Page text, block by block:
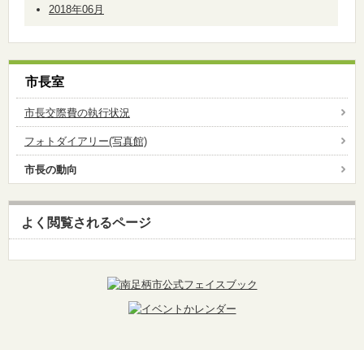
2018年06月
市長室
市長交際費の執行状況
フォトダイアリー(写真館)
市長の動向
よく閲覧されるページ